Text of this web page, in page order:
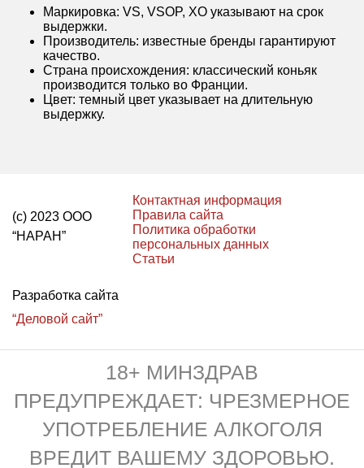
Маркировка: VS, VSOP, XO указывают на срок
выдержки.
Производитель: известные бренды гарантируют
качество.
Страна происхождения: классический коньяк
производится только во Франции.
Цвет: темный цвет указывает на длительную
выдержку.
(с) 2023 ООО
“НАРАН”
Контактная информация
Правила сайта
Политика обработки
персональных данных
Статьи
Разработка сайта
“Деловой сайт”
18+ МИНЗДРАВ
ПРЕДУПРЕЖДАЕТ: ЧРЕЗМЕРНОЕ
УПОТРЕБЛЕНИЕ АЛКОГОЛЯ
ВРЕДИТ ВАШЕМУ ЗДОРОВЬЮ.